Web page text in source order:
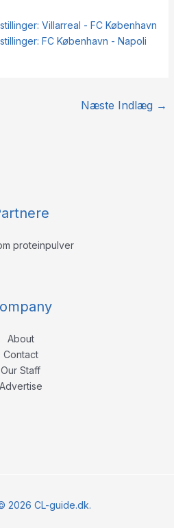
Villarreal - FC København
FC København - Napoli
Næste Indlæg →
proteinpulver
About
Contact
Our Staff
Advertise
2026 CL-guide.dk.